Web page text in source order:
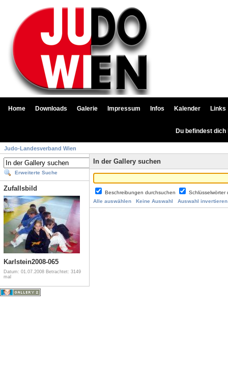
Home Downloads Galerie Impressum Infos Kalender Links
Du befindest
Judo-Landesverband Wien
Erweiterte Suche
Zufallsbild
Karlstein2008-065
Datum: 01.07.2008 Betrachtet: 3149
mal
In der Gallery suchen
Beschreibungen durchsuchen
Alle auswählen
Keine Auswahl Auswahl invertieren